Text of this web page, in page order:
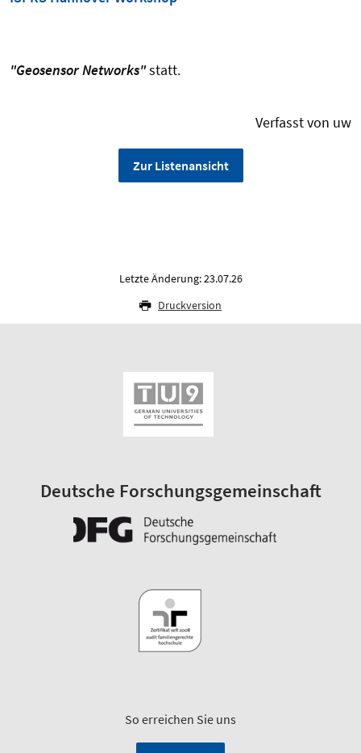
"Geosensor Networks"statt.
Verfasst von uw
Zur Listenansicht
Letzte Änderung: 23.07.26
Druckversion
Deutsche Forschungsgemeinschaft
So erreichen Sie uns